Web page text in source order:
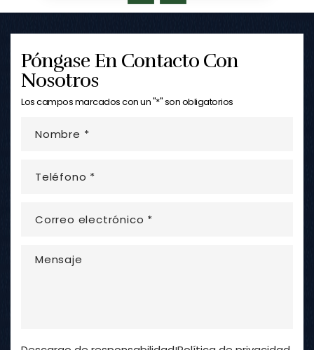
Póngase En Contacto Con
Nosotros
Los campos marcados con un "*" son obligatorios